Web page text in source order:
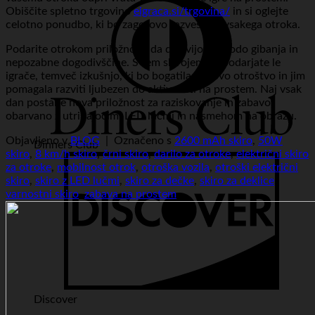
Dinners Club
Discover
Obiščite spletno trgovinoeigraca.si/trgovina/ in si oglejte
celotno ponudbo, ki bo zagotovo razveselila vsakega otroka.
Podarite otrokom priložnost, da doživijo svobodo gibanja in
nepozabne dogodivščine. S tem skirojem ne podarjate le
igrače, temveč izkušnjo, ki bo bogatila njihovo otroštvo in jim
pomagala razviti ljubezen do aktivnosti na prostem. Naj vsak
dan postane nova priložnost za raziskovanje in zabavo,
obarvano z utripajočimi LED lučmi in nasmehom na obrazu.
Objavljeno vBLOG Označeno s 2600 mAh skiro, 50W
skiro, 8 km/h skiro,črni skiro,darilo za otroke,električni skiro
za otroke, mobilnost otrok, otroška vozila, otroški električni
skiro, skiro z LED lučmi, skiro za dečke, skiro za deklice
varnostni skiro,zabava na prostem